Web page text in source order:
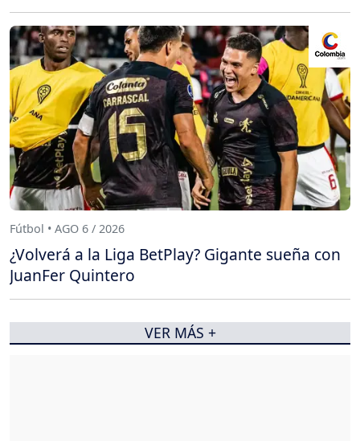
Fútbol • AGO 6 / 2026
¿Volverá a la Liga BetPlay? Gigante sueña con
JuanFer Quintero
VER MÁS +